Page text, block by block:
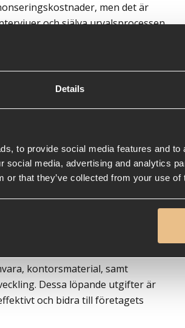
Details
to provide social media features and
social media, advertising and analytics
or that they’ve collected from your use
men det är
och själva urvalsprocessen.
företag avsevärt.
er
Dessa inkluderar
kontorsmaterial, samt
Dessa löpande utgifter är
och bidra till företagets